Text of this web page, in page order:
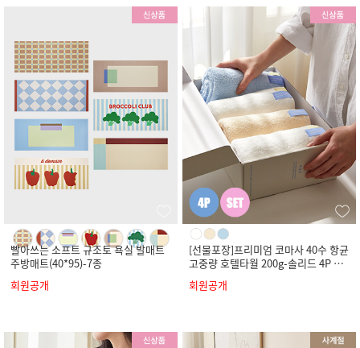
빨아쓰는 소프트 규조토 욕실 발매트
주방매트(40*95)-7종
회원공개
[선물포장]프리미엄 코마사 40수 항균
고중량 호텔타월 200g-솔리드 4P 세
회원공개